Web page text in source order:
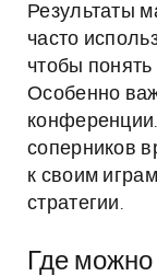
Результаты
часто
чтобы
Особенно
соперников
к своим
стратегии.
Где